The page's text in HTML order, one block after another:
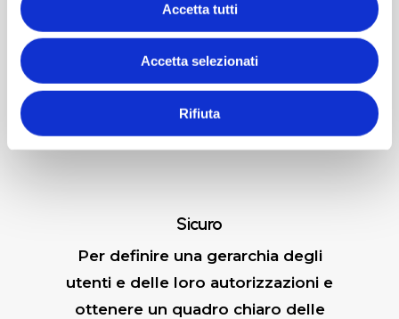
Accetta tutti
Accetta selezionati
Rifiuta
Sicuro
Per definire una gerarchia degli
utenti e delle loro autorizzazioni e
ottenere un quadro chiaro delle